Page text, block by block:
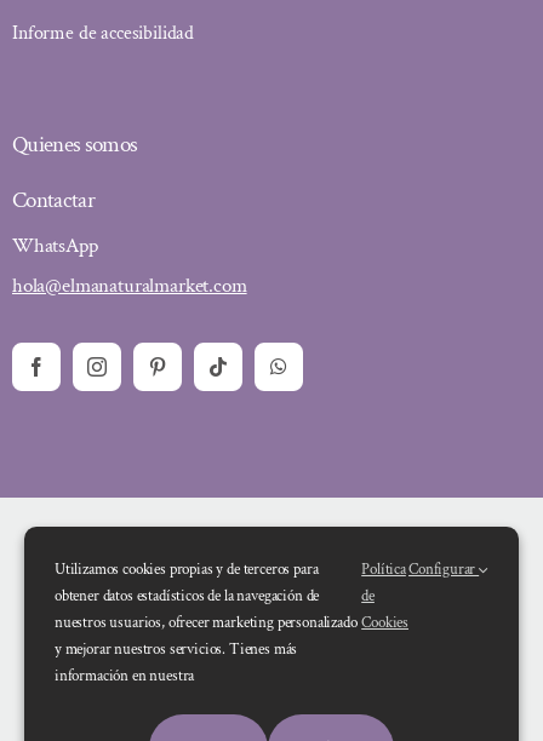
Informe de accesibilidad
Quienes somos
Contactar
WhatsApp
hola@elmanaturalmarket.com
Financiado por la Unión Europea – NextGenerationEU. Sin embargo, los
autores y no reflejan necesariamente los de la Unión Europea o la Comisión
Utilizamos cookies propias y de terceros para
obtener datos estadísticos de la navegación de
nuestros usuarios, ofrecer marketing personalizado
y mejorar nuestros servicios. Tienes más
información en nuestra
Política
de
Cookies
Configurar